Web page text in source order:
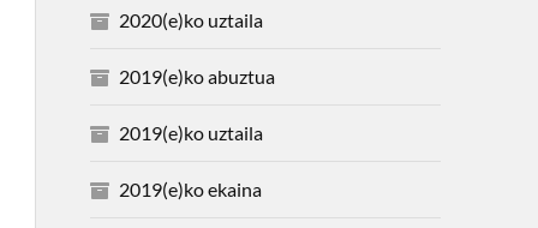
2020(e)ko uztaila
2019(e)ko abuztua
2019(e)ko uztaila
2019(e)ko ekaina